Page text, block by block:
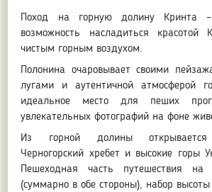
Поход на горную долину Кринта –
возможность насладиться красотой
чистым горным воздухом.
Полонина очаровывает своими
лугами и аутентичной атмосферой
идеальное место для пеших
увлекательных фотографий на фоне
Из горной долины
Черногорский хребет и высокие горы
Пешеходная часть путешествия
(суммарно в обе стороны), набор